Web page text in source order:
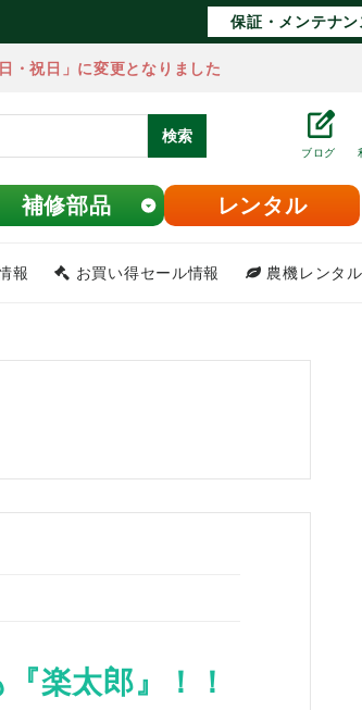
保証・メンテナ
・祝日」に変更となりました
検索
ブログ
補修部品 レンタル
報 お買い得セール情報 農機レンタ
楽太郎』！！